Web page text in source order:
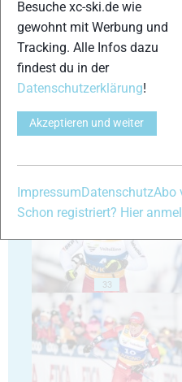
29
31
33
Besuche xc-ski.de wie
gewohnt mit Werbung und
Tracking. Alle Infos dazu
findest du in der
Datenschutzerklärung!
Akzeptieren und weiter
Impressum DatenschutzAbo
Schon registriert? Hier